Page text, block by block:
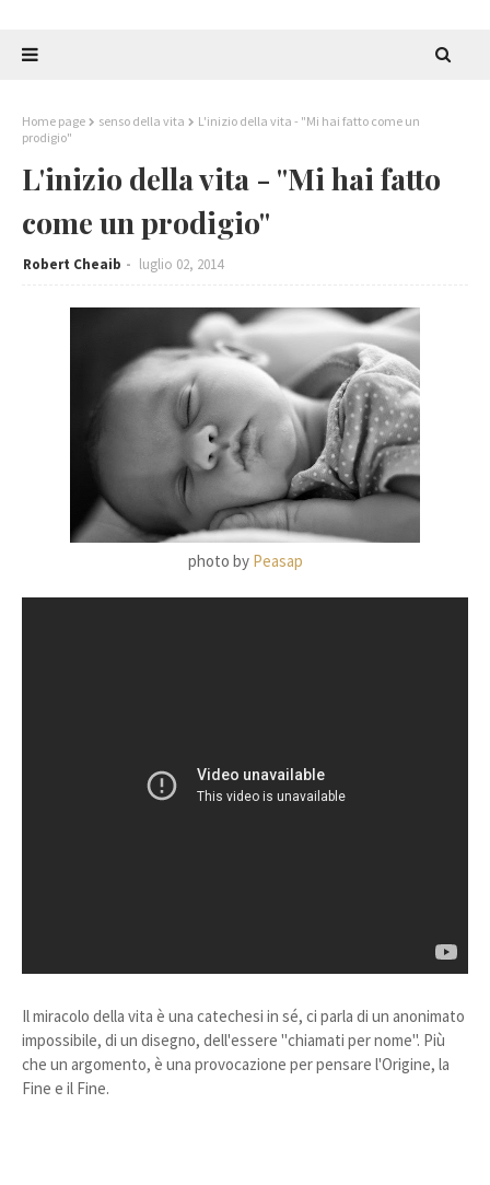
Home page senso della vita
L'inizio della vita - "Mi hai fatto come un
prodigio"
L'inizio della vita - "Mi hai fatto
come un prodigio"
Robert Cheaib luglio 02, 2014
photo by Peasap
Il miracolo della vita è una catechesi in sé, ci parla di un anonimato
impossibile, di un disegno, dell'essere "chiamati per nome". Più
che un argomento, è una provocazione per pensare l'Origine, la
Fine e il Fine.